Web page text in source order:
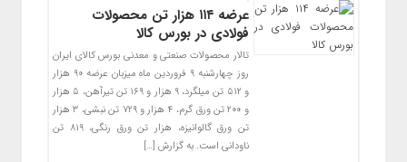
عرضه ۱۱۴ هزار تن محصولات
فولادی در بورس کالا
تالار محصولات صنعتی و معدنی بورس کالای ایران
روز چهارشنبه ۹ فروردین ماه میزبان عرضه ۹۰ هزار
و ۵۱۲ تن میلگرد، ۹ هزار و ۱۶۹ تن تیرآهن، ۵ هزار
و ۲۰۰ تن ورق گرم، ۴ هزار و ۷۲۹ تن نبشی، ۳ هزار
تن ورق گالوانیزه، هزار تن ورق رنگی، ۸۱۹ تن
ناودانی است. به گزارش […]